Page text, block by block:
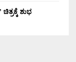
ಶುಭ